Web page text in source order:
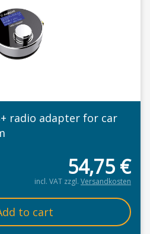
radio adapter for car
54,75 €
incl. VAT zzgl. Versandkosten
to cart